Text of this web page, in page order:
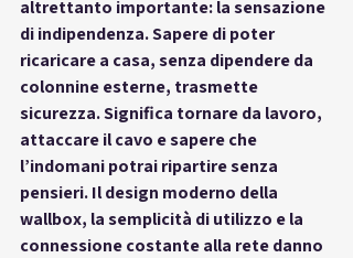
altrettanto importante: la sensazione
di indipendenza. Sapere di poter
ricaricare a casa, senza dipendere da
colonnine esterne, trasmette
sicurezza. Significa tornare da lavoro,
attaccare il cavo e sapere che
l’indomani potrai ripartire senza
pensieri. Il design moderno della
wallbox, la semplicità di utilizzo e la
connessione costante alla rete danno